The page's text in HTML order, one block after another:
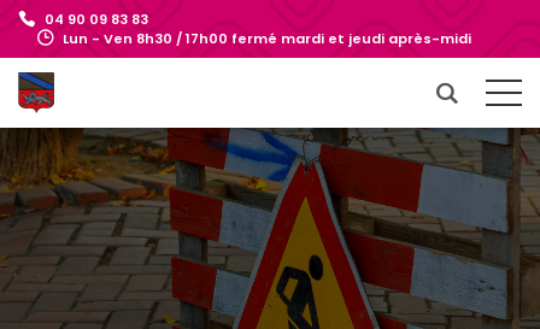
04 90 09 83 83
Lun - Ven 8h30 / 17h00 fermé mardi et jeudi après-midi